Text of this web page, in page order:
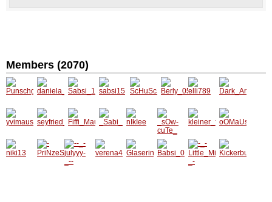
Members (2070)
Punsch
girl_15
daniela
_4444
Sabsi_
1988
sabsi15
ScHuS
cHuLi
Berly_0
5
elli789
Dark_A
ngel02
yvimau
s_16
seyfrie
d_dani
Fiffi_Ma
usal
_Sabi_ nIkIee
_sOw-
cuTe_
kleiner
_feiglin
g1
oOMaU
sOo